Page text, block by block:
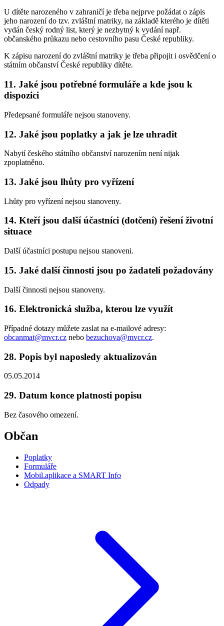
U dítěte narozeného v zahraničí je třeba nejprve požádat o zápis
jeho narození do tzv. zvláštní matriky, na základě kterého je dítěti
vydán český rodný list, který je nezbytný k vydání např.
občanského průkazu nebo cestovního pasu České republiky.
K zápisu narození do zvláštní matriky je třeba připojit i osvědčení o
státním občanství České republiky dítěte.
11. Jaké jsou potřebné formuláře a kde jsou k
dispozici
Předepsané formuláře nejsou stanoveny.
12. Jaké jsou poplatky a jak je lze uhradit
Nabytí českého státního občanství narozením není nijak
zpoplatněno.
13. Jaké jsou lhůty pro vyřízení
Lhůty pro vyřízení nejsou stanoveny.
14. Kteří jsou další účastníci (dotčení) řešení životní
situace
Další účastníci postupu nejsou stanoveni.
15. Jaké další činnosti jsou po žadateli požadovány
Další činnosti nejsou stanoveny.
16. Elektronická služba, kterou lze využít
Případné dotazy můžete zaslat na e-mailové adresy:
obcanmat@mvcr.cz nebo bezuchova@mvcr.cz.
28. Popis byl naposledy aktualizován
05.05.2014
29. Datum konce platnosti popisu
Bez časového omezení.
Občan
Poplatky
Formuláře
Mobil.aplikace a SMART Info
Odpady